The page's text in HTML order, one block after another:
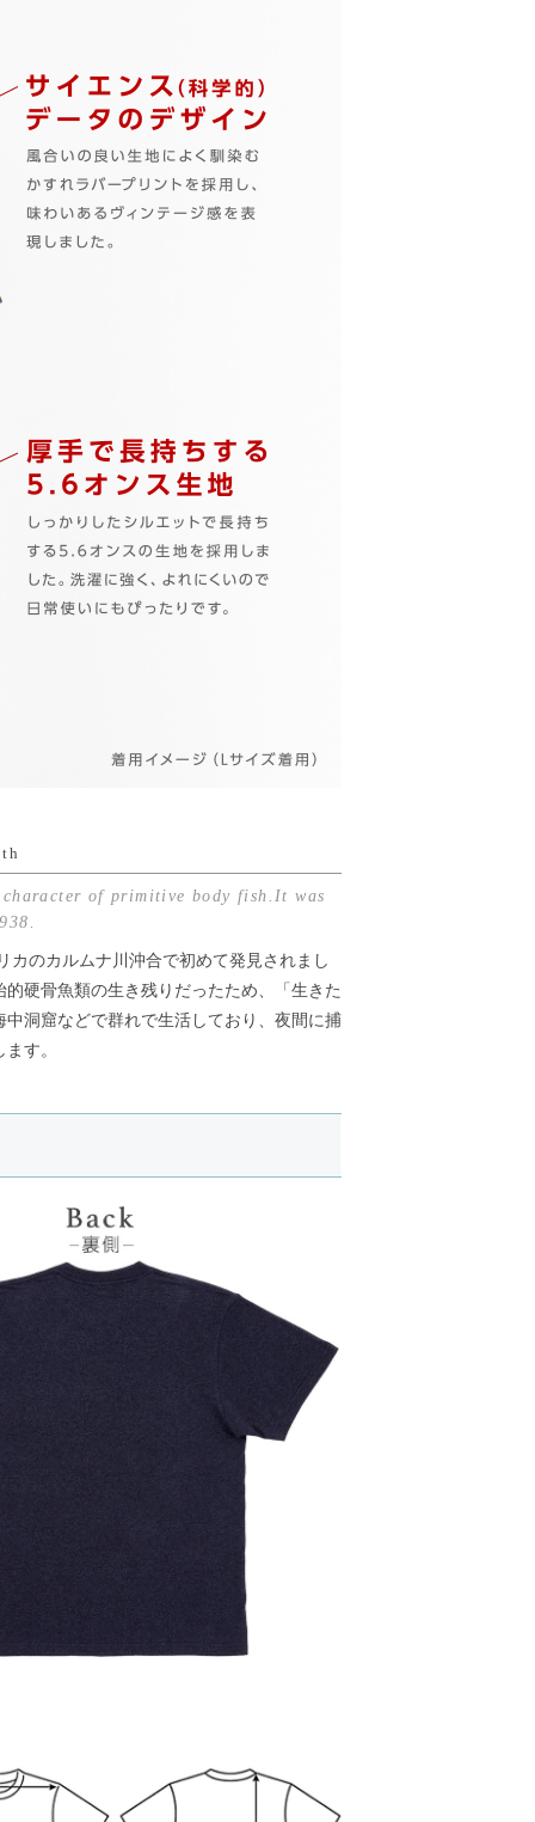
of primitive body fish.It was
カのカルムナ川沖合で初めて発見されまし
硬骨魚類の生き残りだったため、「生きた
洞窟などで群れで生活しており、夜間に捕
す。